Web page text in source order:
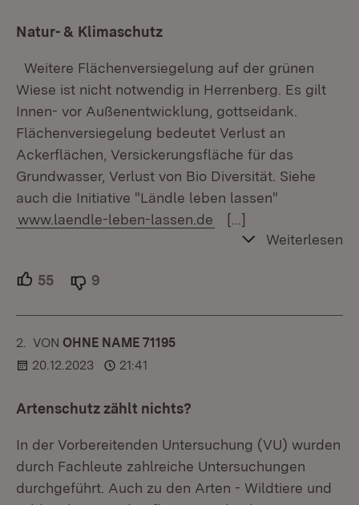
Natur- & Klimaschutz
Weitere Flächenversiegelung auf der grünen
Wiese ist nicht notwendig in Herrenberg. Es gilt
Innen- vor Außenentwicklung, gottseidank.
Flächenversiegelung bedeutet Verlust an
Ackerflächen, Versickerungsfläche für das
Grundwasser, Verlust von Bio Diversität. Siehe
auch die Initiative "Ländle leben lassen"
www.laendle-leben-lassen.de
[…]
Weiterlesen
55 Unterstützer.
9
2. KOMMENTAR
VON :OHNE NAME 71195
20.12.2023
21:41
Artenschutz zählt nichts?
In der Vorbereitenden Untersuchung (VU) wurden
durch Fachleute zahlreiche Untersuchungen
durchgeführt. Auch zu den Arten - Wildtiere und